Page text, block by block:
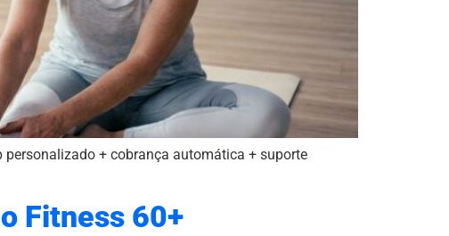
+ cobrança automática + suporte
Fitness 60+